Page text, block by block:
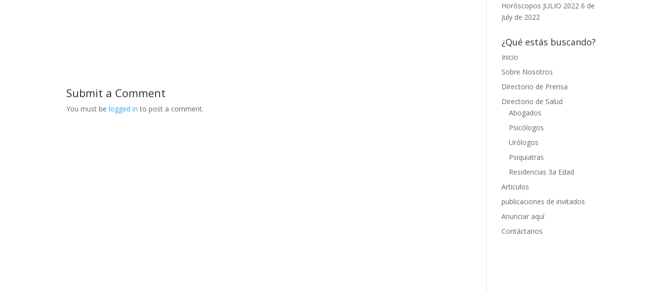
Submit a Comment
You must belogged in to post a comment.
Horóscopos JULIO 2022 6 de
July de 2022
¿Qué estás buscando?
Inicio
Sobre Nosotros
Directorio de Prensa
Directorio de Salud
Abogados
Psicólogos
Urólogos
Psiquiatras
Residencias 3a Edad
Articulos
publicaciones de invitados
Anunciar aquí
Contáctanos